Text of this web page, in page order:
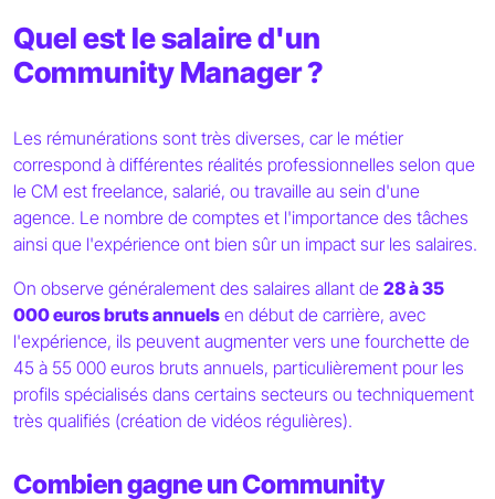
Quel est le salaire d'un
Community Manager ?
Les rémunérations sont très diverses, car le métier
correspond à différentes réalités professionnelles selon que
le CM est freelance, salarié, ou travaille au sein d'une
agence. Le nombre de comptes et l'importance des tâches
ainsi que l'expérience ont bien sûr un impact sur les salaires.
On observe généralement des salaires allant de 28 à 35
000 euros bruts annuels en début de carrière, avec
l'expérience, ils peuvent augmenter vers une fourchette de
45 à 55 000 euros bruts annuels, particulièrement pour les
profils spécialisés dans certains secteurs ou techniquement
très qualifiés (création de vidéos régulières).
Combien gagne un Community